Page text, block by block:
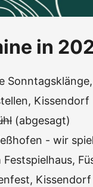
in
Kissendorf
(abgesagt)
- wir
Festspielhaus,
Kissendorf